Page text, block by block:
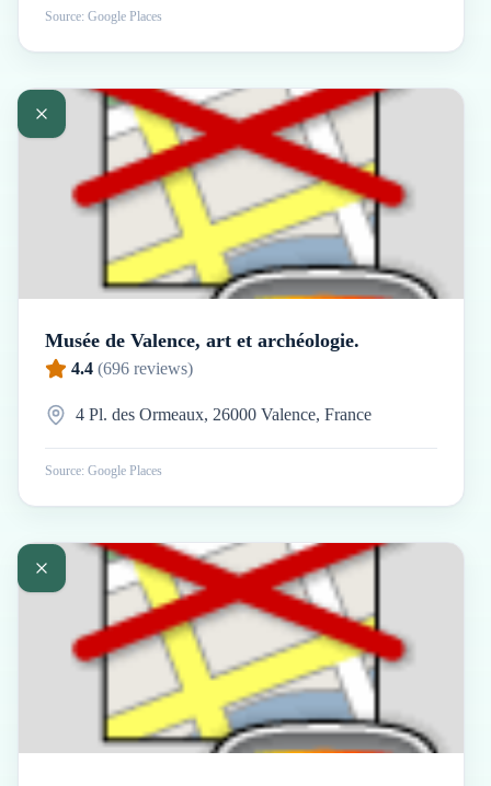
Source: Google Places
Musée de Valence, art et archéologie.
4.4 (696 reviews)
4 Pl. des Ormeaux, 26000 Valence, France
Source: Google Places